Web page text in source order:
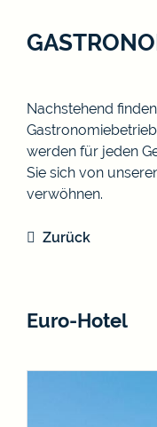
Nachstehend
werden für jeden
Sie sich von
verwöhnen.
Zurück
Euro-Hotel